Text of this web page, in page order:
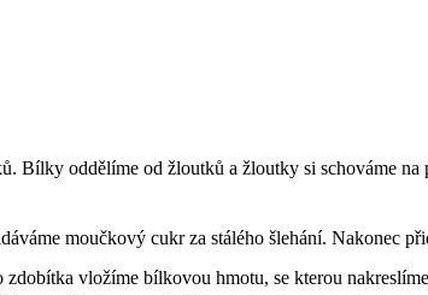
Bílky oddělíme od žloutků a žloutky si schováme
moučkový cukr za stálého šlehání. Nakonec
vložíme bílkovou hmotu, se kterou